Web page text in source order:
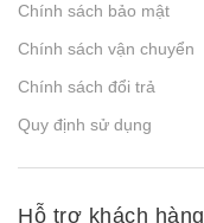
Chính sách bảo mật
Chính sách vận chuyển
Chính sách đổi trả
Quy định sử dụng
Hỗ trợ khách hàng